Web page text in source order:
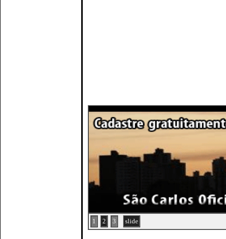
1 2 3 slide